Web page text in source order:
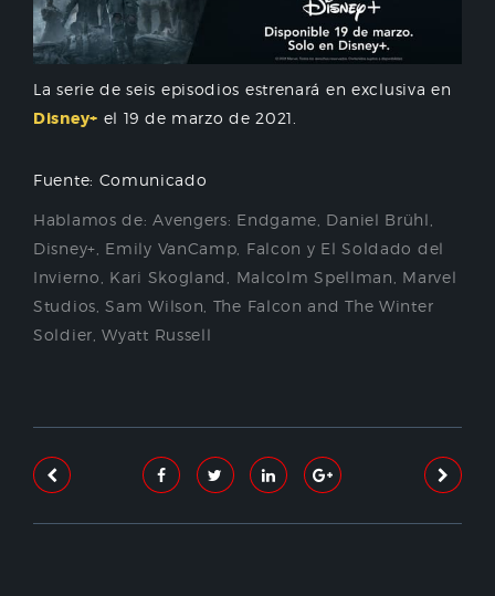
La serie de seis episodios estrenará en exclusiva en
Disney+ el 19 de marzo de 2021.
Fuente: Comunicado
Hablamos de:Avengers: Endgame Daniel Brühl
Disney+ Emily VanCamp Falcon y El Soldado del
Invierno
Kari Skogland Malcolm Spellman
Marvel
Studios ,Sam Wilson The Falcon and The Winter
Soldier ,Wyatt Russell